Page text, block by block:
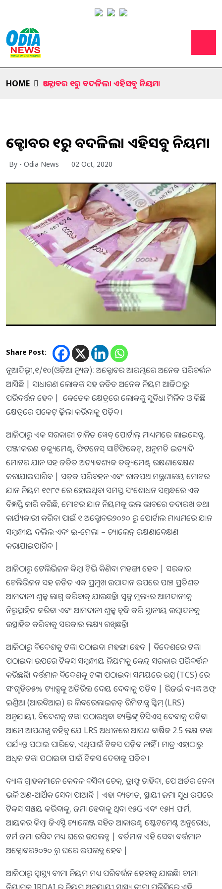
HOME ଅକ୍ଟୋବର ୧ରୁ ବଦଳିଲା ଏହିସବୁ ନିୟମ।
ଅକ୍ଟୋବର ୧ରୁ ବଦଳିଲା ଏହିସବୁ ନିୟମ।
By - Odia News 02 Oct, 2020
Share Post:
ନୂଆଦିଲ୍ଲୀ,୧/୧୦(ଓଡ଼ିଆ ନ୍ୟୁଜ): ଅକ୍ଟୋବର ଆରମ୍ଭରେ ଅନେକ ପରିବର୍ତ୍ତନ
ଆସିଛି | ସାଧାରଣ ଲୋକଙ୍କ ସହ ଜଡିତ ଅନେକ ନିୟମ ଆଜିଠାରୁ
ପରିବର୍ତ୍ତନ ହେବ | କେତେକ କ୍ଷେତ୍ରରେ ଲୋକଙ୍କୁ ସୁବିଧା ମିଳିବ ଓ କିଛି
କ୍ଷେତ୍ରରେ ପକେଟ୍ ଢ଼ିଲା କରିବାକୁ ପଡ଼ିବ ।
ଆଜିଠାରୁ ଏକ ସରକାରୀ ଚାଳିତ ୱେବ୍ ପୋର୍ଟାଲ୍ ମାଧ୍ୟମରେ ଲାଇସେନ୍ସ,
ପଞ୍ଜୀକରଣ ଡକ୍ୟୁମେଣ୍ଟ୍, ଫିଟନେସ୍ ସାର୍ଟିଫିକେଟ୍, ଅନୁମତି ଇତ୍ୟାଦି
ମୋଟର ଯାନ ସହ ଜଡିତ ଅତ୍ୟାବଶ୍ୟକ ଡକ୍ୟୁମେଣ୍ଟ୍ ରକ୍ଷଣାବେକ୍ଷଣ
କରାଯାଇପାରିବ | ସଡ଼କ ପରିବହନ ଏବଂ ରାଜପଥ ମନ୍ତ୍ରଣାଳୟ ମୋଟର
ଯାନ ନିୟମ ୧୯୮୯ ରେ ହୋଇଥିବା ସମସ୍ତ ସଂଶୋଧନ ସମ୍ବନ୍ଧରେ ଏକ
ବିଜ୍ଞପ୍ତି ଜାରି କରିଛି, ମୋଟର ଯାନ ନିୟମକୁ ଭଲ ଭାବରେ ତଦାରଖ ତଥା
କାର୍ଯ୍ୟକାରୀ କରିବା ପାଇଁ ୧ ଅକ୍ଟୋବର୨୦୨୦ ରୁ ପୋର୍ଟାଲ ମାଧ୍ୟମରେ ଯାନ
ସମ୍ବନ୍ଧୀୟ ଦଲିଲ ଏବଂ ଇ-ମେଲ। – ଚ୍ୟାଲେନ୍ ରକ୍ଷଣାବେକ୍ଷଣ
କରାଯାଇପାରିବ |
ଆଜିଠାରୁ ଟେଲିଭିଜନ କିମ୍ବା ଟିଭି କିଣିବା ମହଙ୍ଗା ହେବ | ସରକାର
ଟେଲିଭିଜନ ସହ ଜଡିତ ଏକ ପ୍ରମୁଖ ଉପାଦାନ ଉପରେ ପାଞ୍ଚ ପ୍ରତିଶତ
ଆମଦାନୀ ଶୁଳ୍କ ଲାଗୁ କରିବାକୁ ଯାଉଛନ୍ତି। ସ୍ୱଳ୍ପ ମୂଲ୍ୟର ଆମଦାନୀକୁ
ନିରୁତ୍ସାହିତ କରିବା ଏବଂ ଆମଦାନୀ ଶୁଳ୍କ ବୃଦ୍ଧି କରି ସ୍ଥାନୀୟ ଉତ୍ପାଦନକୁ
ଉତ୍ସାହିତ କରିବାକୁ ସରକାର ଲକ୍ଷ୍ୟ ରଖିଛନ୍ତି।
ଆଜିଠାରୁ ବିଦେଶକୁ ଟଙ୍କା ପଠାଇବା ମହଙ୍ଗା ହେବ | ବିଦେଶରେ ଟଙ୍କା
ପଠାଇବା ଉପରେ ଟିକସ ସମ୍ବନ୍ଧୀୟ ନିୟମକୁ କେନ୍ଦ୍ର ସରକାର ପରିବର୍ତ୍ତନ
କରିଛନ୍ତି। ବର୍ତ୍ତମାନ ବିଦେଶକୁ ଟଙ୍କା ପଠାଇବା ସମୟରେ ଉତ୍ସ (TCS) ରେ
ସଂଗୃହିତ୫% ଟ୍ୟାକ୍ସକୁ ଅତିରିକ୍ତ ଦେୟ ଦେବାକୁ ପଡିବ | ରିଜର୍ଭ ବ୍ୟାଙ୍କ ଅଫ୍
ଇଣ୍ଡିଆ (ଆରବିଆଇ) ର ଲିବରେଲାଇଜଡ୍ ରିମିଟାନ୍ସ ସ୍କିମ୍ (LRS)
ଅନୁଯାୟୀ, ବିଦେଶକୁ ଟଙ୍କା ପଠାଉଥିବା ବ୍ୟକ୍ତିଙ୍କୁ ଟିସିଏସ୍ ଦେବାକୁ ପଡିବ।
ଆମେ ଆପଣଙ୍କୁ କହିବୁ ଯେ LRS ଅଧୀନରେ ଆପଣ ବାର୍ଷିକ 2.5 ଲକ୍ଷ ଟଙ୍କା
ପର୍ଯ୍ୟନ୍ତ ପଠାଇ ପାରିବେ, ଏଥିପାଇଁ ଟିକସ ପଡ଼ିବ ନାହିଁ । ମାତ୍ର ଏହାଠାରୁ
ଅଧିକ ଟଙ୍କା ପଠାଇବା ପାଇଁ ଟିକସ ଦେବାକୁ ପଡ଼ିବ ।
ବ୍ୟାଙ୍କ ଗ୍ରାହକମାନେ କେବଳ ବସିବା ଚେକ୍, ଡ୍ରାଫ୍ଟ ଚାହିଦା, ପେ ଅର୍ଡର ନେବା
ଭଳି ଅଣ-ଆର୍ଥିକ ସେବା ପାଆନ୍ତି | ଏହା ବ୍ୟତୀତ, ସ୍ଥାୟୀ ଜମା ସୁଧ ଉପରେ
ଟିକସ ସଞ୍ଚୟ କରିବାକୁ, ଜମା ହେବାକୁ ଥିବା ୧୫G ଏବଂ ୧୫H ଫର୍ମ,
ଆୟକର କିମ୍ବା ଜିଏସ୍ଟି ଚ୍ୟାଲେଞ୍ଜ ସହିତ ଆକାଉଣ୍ଟ ଷ୍ଟେଟମେଣ୍ଟ ଅନୁରୋଧ,
ଟର୍ମ ଜମା ରସିଦ ମଧ୍ୟ ଘରେ ଉପଲବ୍ଧ | ବର୍ତମାନ ଏହି ସେବା ବର୍ତ୍ତମାନ
ଅକ୍ଟୋବର୨୦୨୦ ରୁ ଘରେ ଉପଲବ୍ଧ ହେବ |
ଆଜିଠାରୁ ସ୍ୱାସ୍ଥ୍ୟ ବୀମା ନିୟମ ମଧ୍ୟ ପରିବର୍ତ୍ତନ ହେବାକୁ ଯାଉଛି। ବୀମା